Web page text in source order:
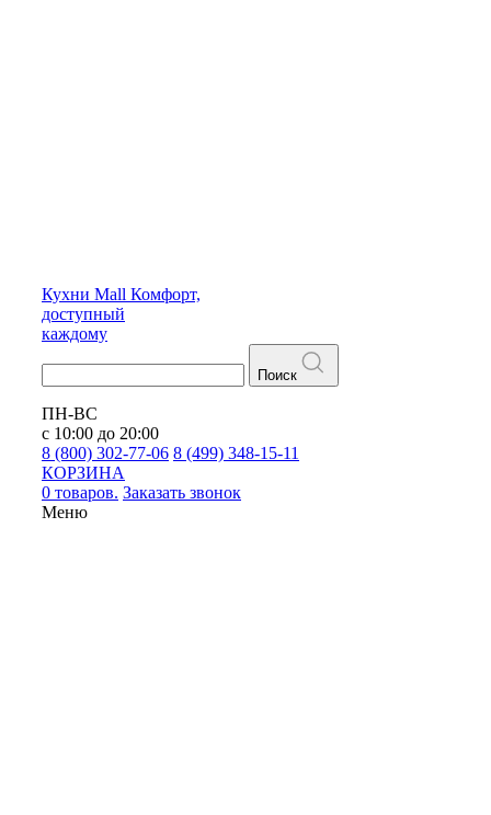
Кухни Mall Комфорт,
доступный
каждому
Поиск
ПН-ВС
с 10:00 до 20:00
8 (800) 302-77-06 8 (499) 348-15-11
КОРЗИНА
0 товаров. Заказать звонок
Меню